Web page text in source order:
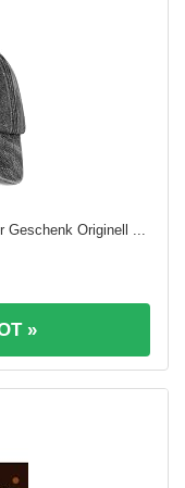
Originell ...
»